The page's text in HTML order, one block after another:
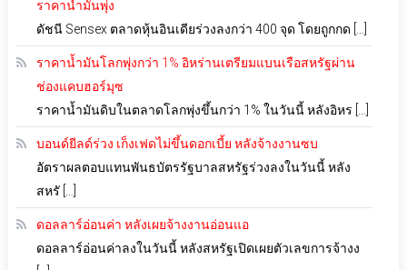
ราคาน้ำมันพุ่ง
ดัชนี Sensex ตลาดหุ้นอินเดียร่วงลงกว่า 400 จุด โดยถูกกด […]
ราคาน้ำมันโลกพุ่งกว่า 1% อิหร่านเตรียมแบนเรือสหรัฐผ่าน
ช่องแคบฮอร์มุซ
ราคาน้ำมันดิบในตลาดโลกพุ่งขึ้นกว่า 1% ในวันนี้ หลังอิหร […]
บอนด์ยีลด์ร่วง เก็งเฟดไม่ขึ้นดอกเบี้ย หลังจ้างงานซบ
อัตราผลตอบแทนพันธบัตรรัฐบาลสหรัฐร่วงลงในวันนี้ หลัง
สหรั […]
ดอลลาร์อ่อนค่า หลังเผยจ้างงานอ่อนแอ
ดอลลาร์อ่อนค่าลงในวันนี้ หลังสหรัฐเปิดเผยตัวเลขการจ้างง